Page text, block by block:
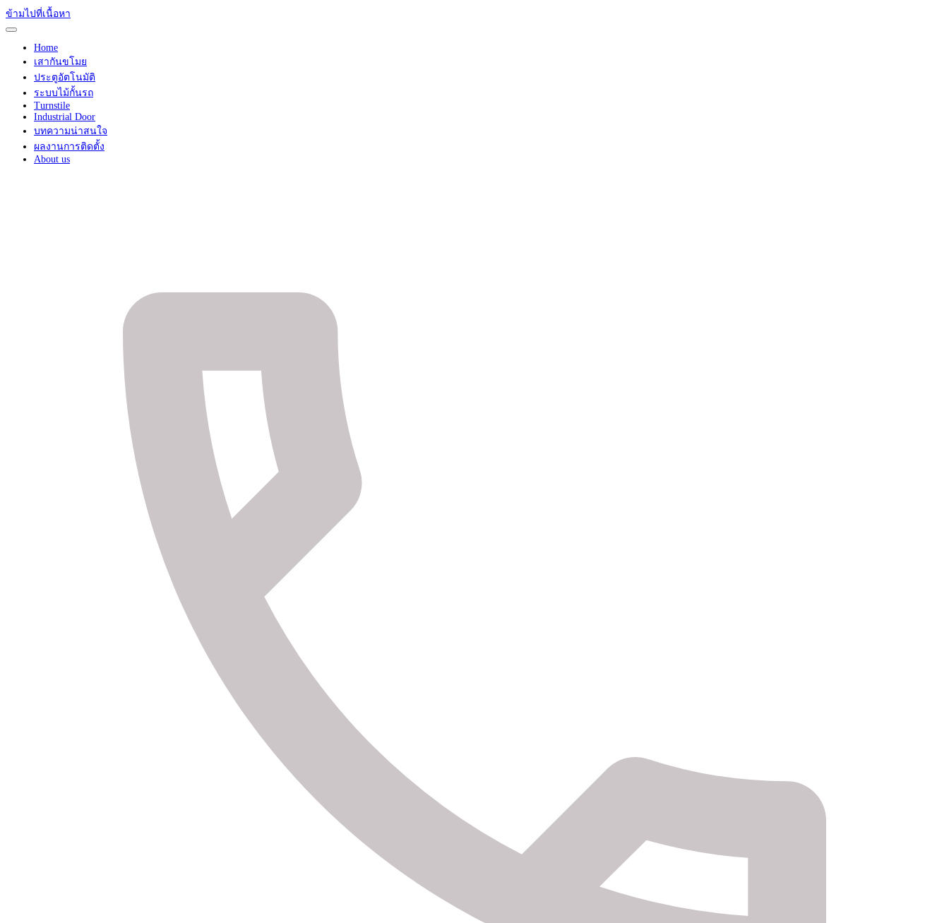
ข้ามไปที่เนื้อหา
Home
เสากันขโมย
ประตูอัตโนมัติ
ระบบไม้กั้นรถ
Turnstile
Industrial Door
บทความน่าสนใจ
ผลงานการติดตั้ง
About us